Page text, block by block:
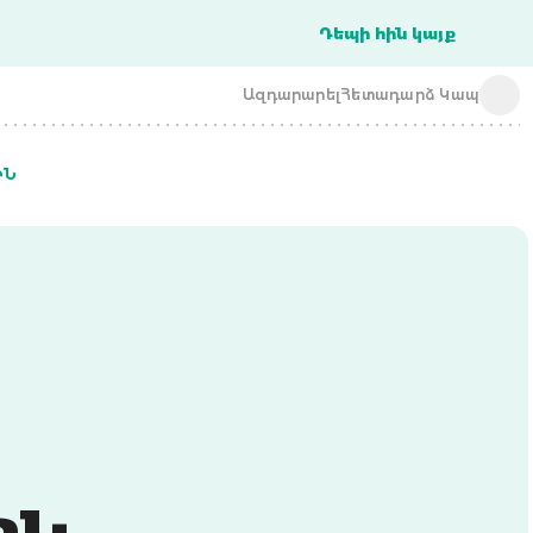
Դեպի հին կայք
ԱզդարարելՀետադարձ Կապ